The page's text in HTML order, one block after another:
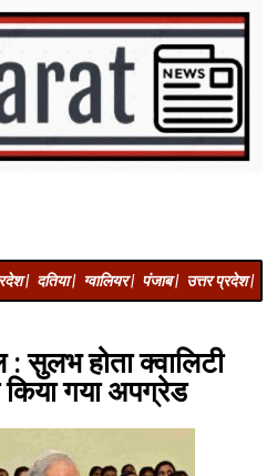
| दतिया | ग्वालियर | पंजाब | उत्तर प्रदेश |
सुलभ होता क्वालिटी
गया अपग्रेड